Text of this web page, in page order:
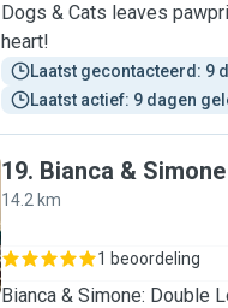
Dogs & Cats leaves
heart!
Laatst gecontacteerd: 9
Laatst actief: 9 dagen
19. Bianca & Simone
14.2 km
1 beoordeling
Bianca & Simone: Double